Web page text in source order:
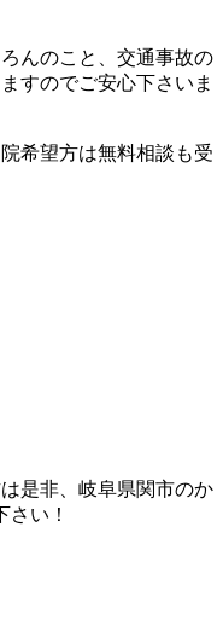
んのこと、交通事故の
すのでご安心下さいま
希望方は無料相談も受
是非、岐阜県関市のか
い！